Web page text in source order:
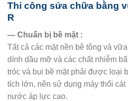
Thi công sửa chữa bằng
R
— Chuẩn bị bề mặt :
Tất cả các mặt nền bê tông và
dính dầu mỡ và các chất nhiễm
tróc và bụi bề mặt phải được loại
tích lớn, nên sử dụng máy thổi cát
nước áp lực cao.